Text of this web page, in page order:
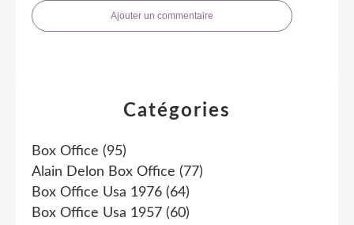
Ajouter un commentaire
Catégories
Box Office (95)
Alain Delon Box Office (77)
Box Office Usa 1976 (64)
Box Office Usa 1957 (60)